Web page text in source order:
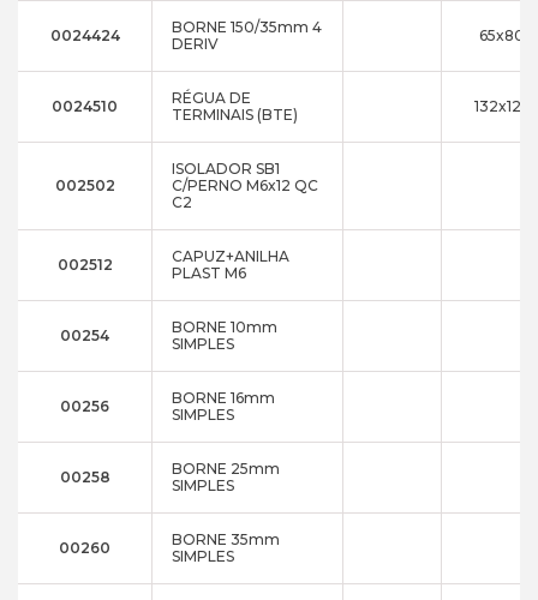
0024424
BORNE 150/35mm 4
DERIV
0024510
RÉGUA DE
TERMINAIS (BTE)
002502
ISOLADOR SB1
C/PERNO M6x12 QC
C2
002512
CAPUZ+ANILHA
PLAST M6
00254
BORNE 10mm
SIMPLES
00256
BORNE 16mm
SIMPLES
00258
BORNE 25mm
SIMPLES
00260
BORNE 35mm
SIMPLES